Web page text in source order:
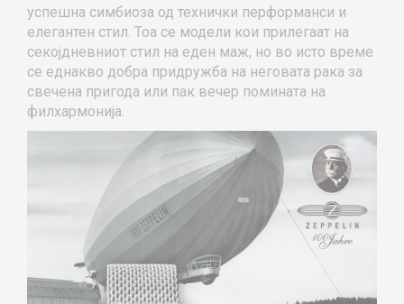
успешна симбиоза од технички перформанси и
елегантен стил. Тоа се модели кои прилегаат на
секојдневниот стил на еден маж, но во исто време
се еднакво добра придружба на неговата рака за
свечена пригода или пак вечер помината на
филхармонија.